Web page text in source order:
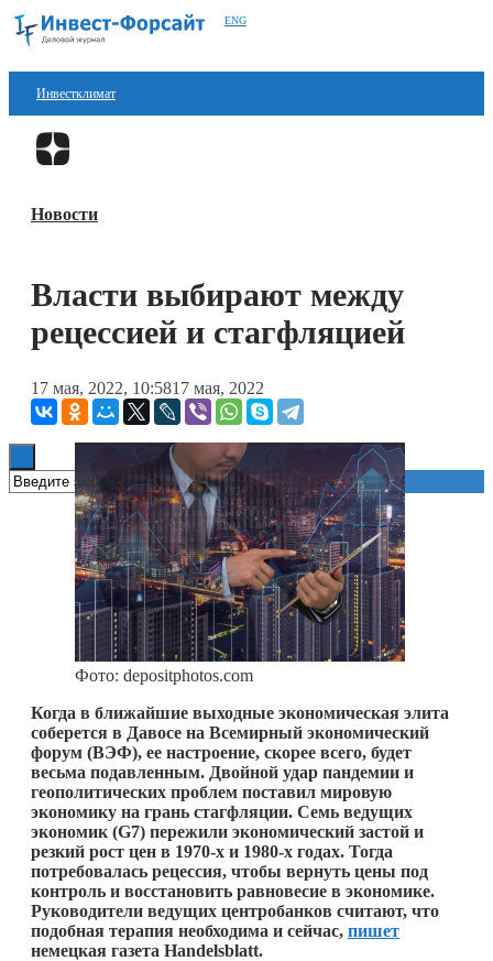
ENG
Инвестклимат
Финансы
Блокчейн
Книги
Новости
Власти выбирают между
рецессией и стагфляцией
17 мая, 2022, 10:5817 мая, 2022
Фото: depositphotos.com
Когда в ближайшие выходные экономическая элита
соберется в Давосе на Всемирный экономический
форум (ВЭФ), ее настроение, скорее всего, будет
весьма подавленным. Двойной удар пандемии и
геополитических проблем поставил мировую
экономику на грань стагфляции. Семь ведущих
экономик (G7) пережили экономический застой и
резкий рост цен в 1970-х и 1980-х годах. Тогда
потребовалась рецессия, чтобы вернуть цены под
контроль и восстановить равновесие в экономике.
Руководители ведущих центробанков считают, что
подобная терапия необходима и сейчас, пишет
немецкая газета Handelsblatt.